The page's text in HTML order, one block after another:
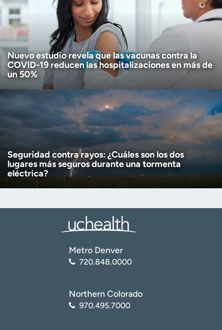
Nuevo estudio revela que las vacunas contra la
COVID-19 reducen las hospitalizaciones en más de
un 50%
Seguridad contra rayos: ¿Cuáles son los dos
lugares más seguros durante una tormenta
eléctrica?
Metro Denver
720.848.0000
Northern Colorado
970.495.7000